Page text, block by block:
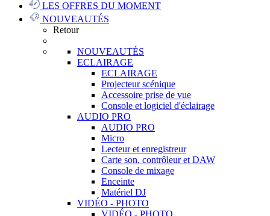
LES OFFRES DU MOMENT
NOUVEAUTÉS
Retour
NOUVEAUTÉS
ECLAIRAGE
ECLAIRAGE
Projecteur scénique
Accessoire prise de vue
Console et logiciel d'éclairage
AUDIO PRO
AUDIO PRO
Micro
Lecteur et enregistreur
Carte son, contrôleur et DAW
Console de mixage
Enceinte
Matériel DJ
VIDÉO - PHOTO